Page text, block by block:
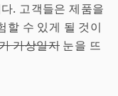
. 고객들은 제품을
할 수 있게 될 것이
가상일지 눈을 뜨